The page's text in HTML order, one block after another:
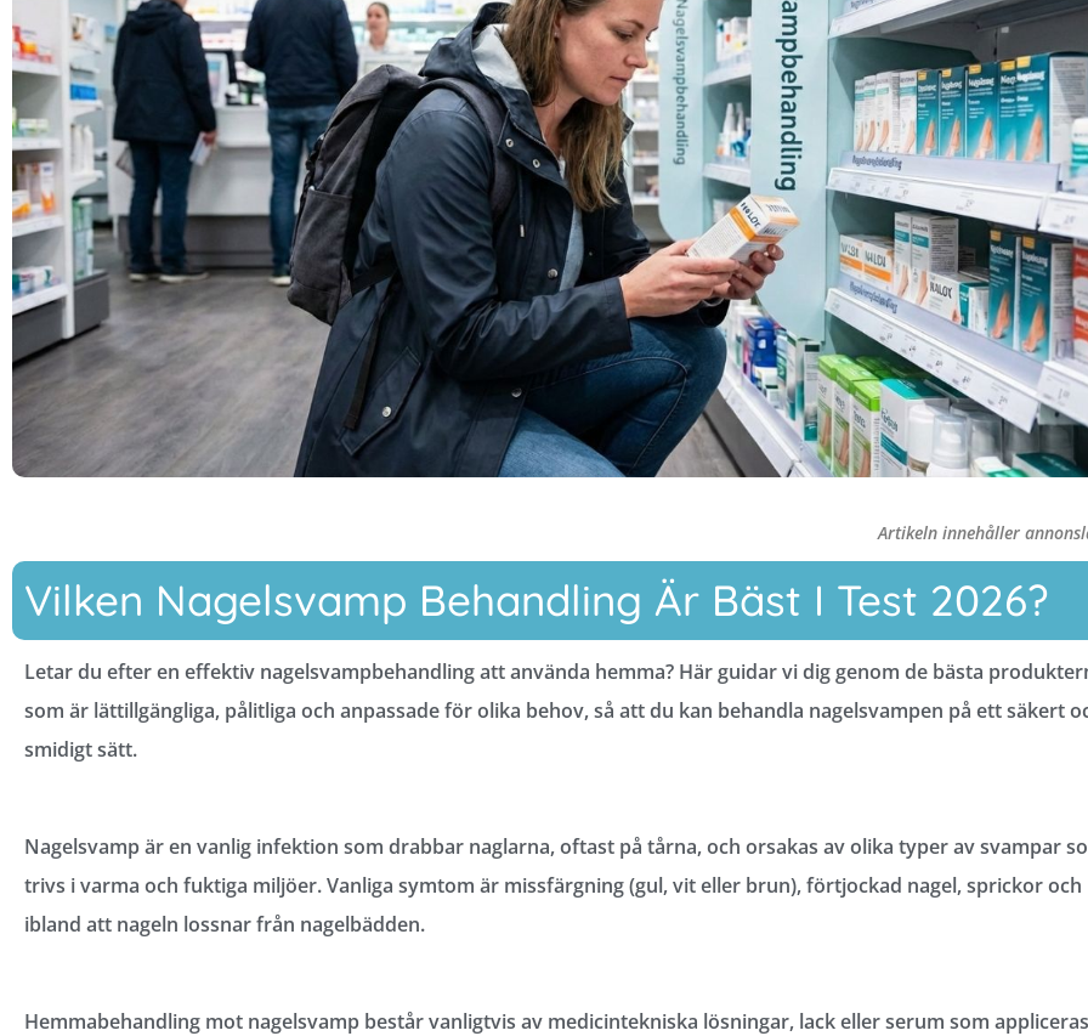
Artikeln innehåller
Vilken Nagelsvamp Behandling Är Bäst I Test 2026?
Letar du efter en effektiv nagelsvampbehandling att använda hemma? Här guidar vi dig genom de bästa
som är lättillgängliga, pålitliga och anpassade för olika behov, så att du kan behandla nagelsvampen på ett säkert
smidigt sätt.
Nagelsvamp är en vanlig infektion som drabbar naglarna, oftast på tårna, och orsakas av olika typer av svampar
trivs i varma och fuktiga miljöer. Vanliga symtom är missfärgning (gul, vit eller brun), förtjockad nagel, sprickor och
ibland att nageln lossnar från nagelbädden.
Hemmabehandling mot nagelsvamp består vanligtvis av medicintekniska lösningar, lack eller serum som appliceras